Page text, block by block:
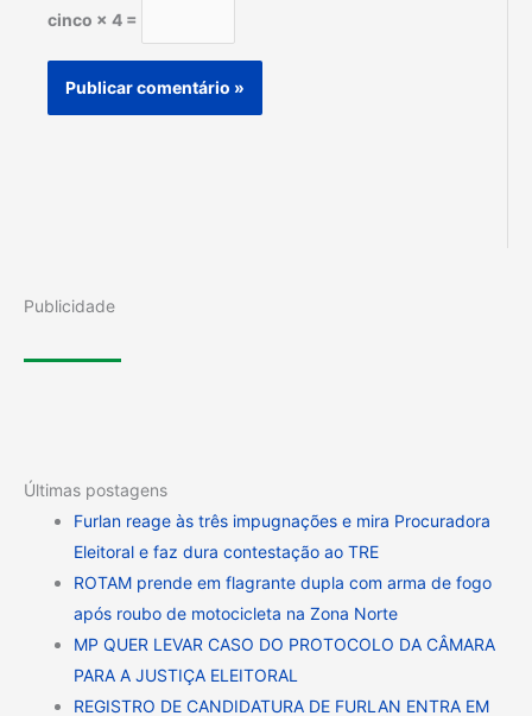
cinco × 4 =
Publicidade
Últimas postagens
Furlan reage às três impugnações e mira Procuradora
Eleitoral e faz dura contestação ao TRE
ROTAM prende em flagrante dupla com arma de fogo
após roubo de motocicleta na Zona Norte
MP QUER LEVAR CASO DO PROTOCOLO DA CÂMARA
PARA A JUSTIÇA ELEITORAL
REGISTRO DE CANDIDATURA DE FURLAN ENTRA EM